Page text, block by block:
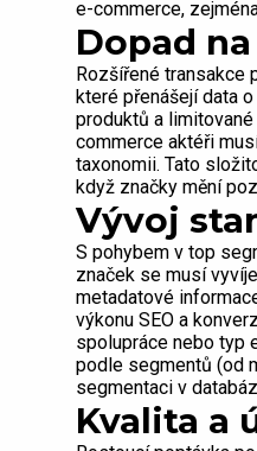
e-commerce,
Dopad
Rozšířené transakce
které přenášejí data
produktů a
commerce aktéři
taxonomii. Tato
když značky mění
Vývoj
S pohybem v top
značek se musí
metadatové
výkonu SEO a
spolupráce nebo typ
podle segmentů (od
segmentaci v
Kvalita a